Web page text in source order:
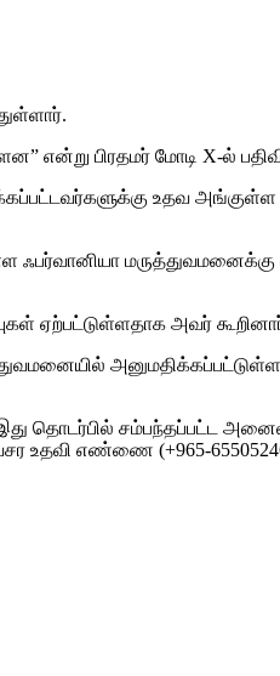
பிரதமர் மோடி X-ல்
உதவ அங்குள்ள
ஃபர்வானியா
ஏற்பட்டுள்ளதாக அவர்
தொடர்பில் சம்பந்தப்பட்ட
உதவி எண்ணை (+965-